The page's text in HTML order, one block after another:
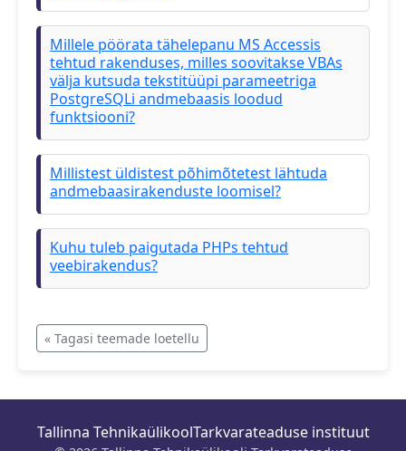
Millele pöörata tähelepanu MS Accessis
tehtud rakenduses, milles soovitakse VBAs
välja kutsuda tekstitüüpi parameetriga
PostgreSQLi andmebaasis loodud
funktsiooni?
Millistest üldistest põhimõtetest lähtuda
andmebaasirakenduste loomisel?
Kuhu tuleb paigutada PHPs tehtud
veebirakendus?
« Tagasi teemade loetellu
Tallinna TehnikaülikoolTarkvarateaduse instituut